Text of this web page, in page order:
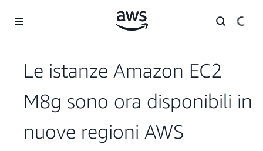
Le istanze Amazon EC2
M8g sono ora disponibili in
nuove regioni AWS